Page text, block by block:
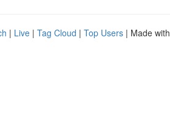
| Live | Tag Cloud | Top Users | Made with